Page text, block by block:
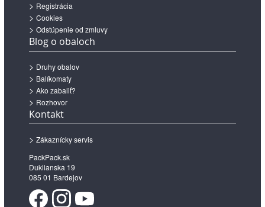
Registrácia
Cookies
Odstúpenie od zmluvy
Blog o obaloch
Druhy obalov
Balíkomaty
Ako zabaliť?
Rozhovor
Kontakt
Zákaznícky servis
PackPack.sk
Duklianska 19
085 01 Bardejov